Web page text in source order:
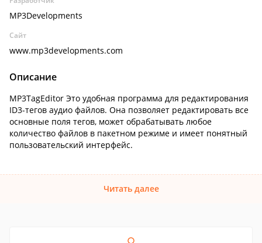
MP3Developments
Сайт
www.mp3developments.com
Описание
MP3TagEditor Это удобная программа для редактирования
ID3-тегов аудио файлов. Она позволяет редактировать все
основные поля тегов, может обрабатывать любое
количество файлов в пакетном режиме и имеет понятный
пользовательский интерфейс.
Читать далее